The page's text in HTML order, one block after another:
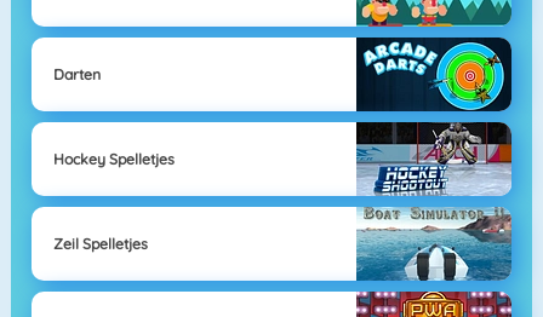
Darten
Hockey Spelletjes
Zeil Spelletjes